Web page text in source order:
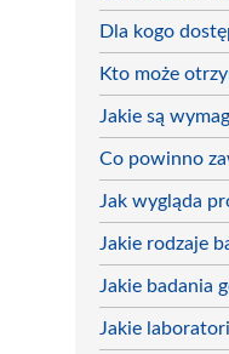
Dla kogo
Kto może
Jakie są
Co powinno
Jak wygląda
Jakie rodzaje
Jakie badania
Jakie